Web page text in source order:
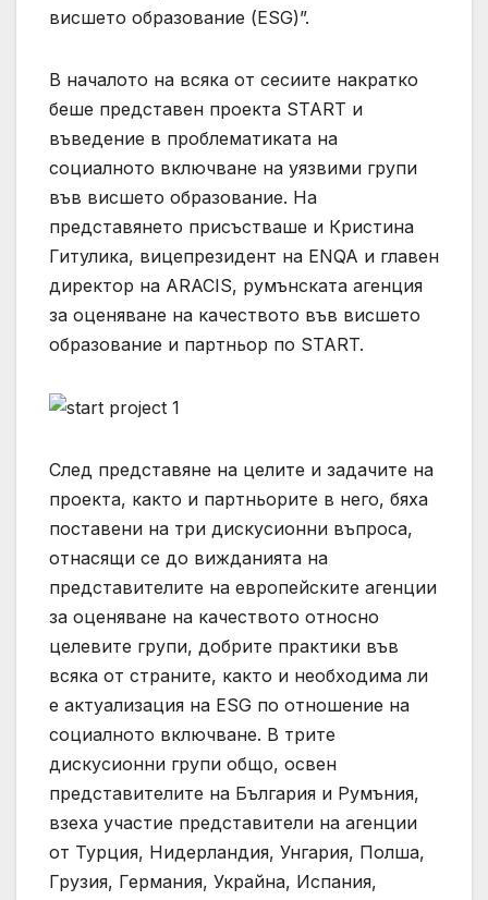
висшето образование (ESG)”.
В началото на всяка от сесиите накратко
беше представен проекта START и
въведение в проблематиката на
социалното включване на уязвими групи
във висшето образование. На
представянето присъстваше и Кристина
Гитулика, вицепрезидент на ENQA и главен
директор на ARACIS, румънската агенция
за оценяване на качеството във висшето
образование и партньор по START.
След представяне на целите и задачите на
проекта, както и партньорите в него, бяха
поставени на три дискусионни въпроса,
отнасящи се до вижданията на
представителите на европейските агенции
за оценяване на качеството относно
целевите групи, добрите практики във
всяка от страните, както и необходима ли
е актуализация на ESG по отношение на
социалното включване. В трите
дискусионни групи общо, освен
представителите на България и Румъния,
взеха участие представители на агенции
от Турция, Нидерландия, Унгария, Полша,
Грузия, Германия, Украйна, Испания,